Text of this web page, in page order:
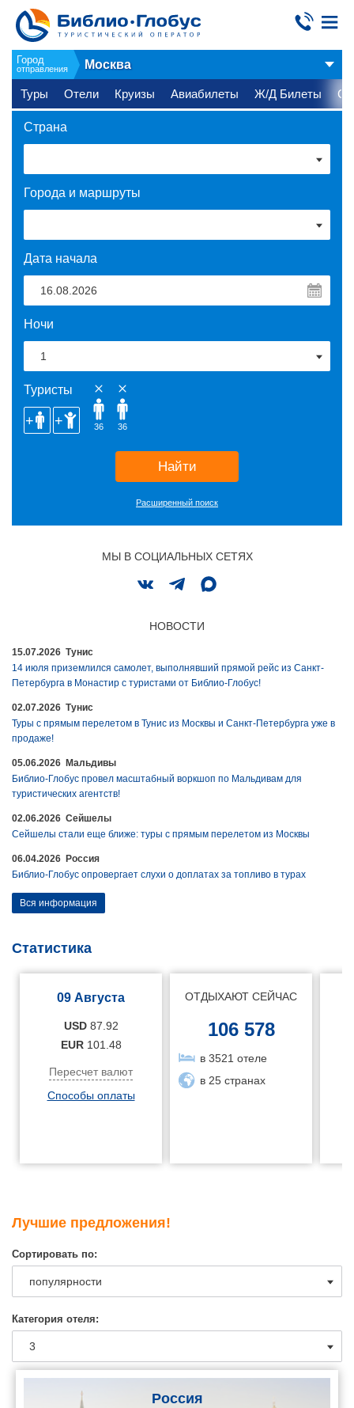
Город
отправления Москва
Туры Отели Круизы Авиабилеты Ж/Д Билеты
Страна
Города и маршруты
Дата начала
Ночи
Туристы
36 36
Найти
Расширенный поиск
МЫ В СОЦИАЛЬНЫХ СЕТЯХ
НОВОСТИ
15.07.2026 Тунис
14 июля приземлился самолет, выполнявший прямой рейс из Санкт-
Петербурга в Монастир с туристами от Библио-Глобус!
02.07.2026 Тунис
Туры с прямым перелетом в Тунис из Москвы и Санкт-Петербурга уже в
продаже!
05.06.2026 Мальдивы
Библио-Глобус провел масштабный воркшоп по Мальдивам для
туристических агентств!
02.06.2026 Сейшелы
Сейшелы стали еще ближе: туры с прямым перелетом из Москвы
06.04.2026 Россия
Библио-Глобус опровергает слухи о доплатах за топливо в турах
Вся информация
Статистика
09 Августа
USD 87.92
EUR 101.48
Пересчет валют
Способы оплаты
ОТДЫХАЮТ СЕЙЧАС
106 578
в 3521 отеле
в 25 странах
Лучшие предложения!
Сортировать по:
Категория отеля:
Россия